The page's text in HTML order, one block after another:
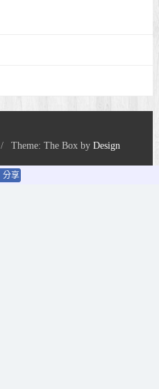
分享
/ Theme: The Box byDesign